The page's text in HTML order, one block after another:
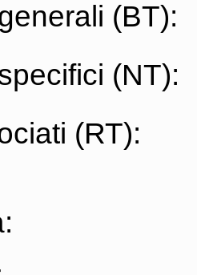
(BT):
(NT):
(RT):